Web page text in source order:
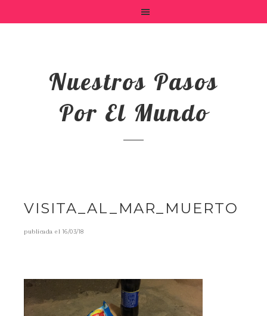
Nuestros Pasos
Por El Mundo
VISITA_AL_MAR_MUERTO
publicada el16/03/18